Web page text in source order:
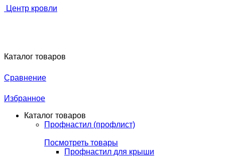
Центр кровли
Каталог товаров
Сравнение
Избранное
Каталог товаров
Профнастил (профлист)
Посмотреть товары
Профнастил для крыши